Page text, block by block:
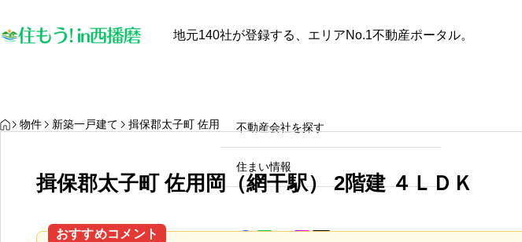
不動産会社を探す
住まい情報
地元140社が登録する、エリアNo.1不動産ポータル。
陽光発電と蓄電池は本当に電
気代を安くするのか？田舎暮
徹底解説！
具体的な方
HOME
物件 新築一戸建て 揖保郡太子町 佐用岡（網干駅） 2階建 ４ＬＤＫ
揖保郡太子町 佐用岡（網干駅） 2階建 ４ＬＤＫ
おすすめコメント